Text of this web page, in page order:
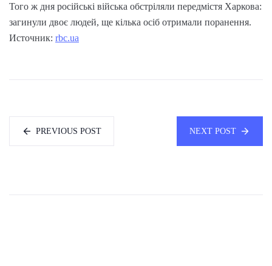
Того ж дня російські війська обстріляли передмістя Харкова:
загинули двоє людей, ще кілька осіб отримали поранення.
Источник: rbc.ua
PREVIOUS POST NEXT POST